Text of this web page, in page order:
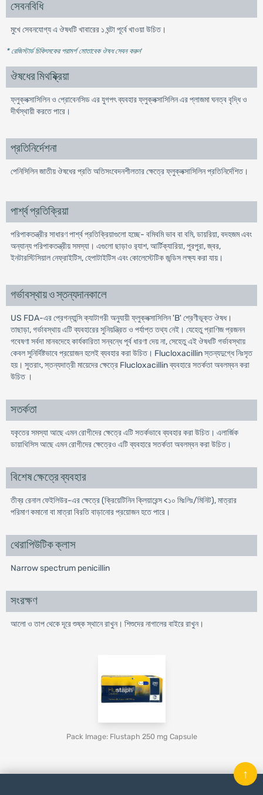
সেবনবিধি
মুখে সেবনযোগ্য এ ঔষধটি খাবারের ১ ঘন্টা পূর্বে খাওয়া উচিত।
* রেজিস্টার্ড চিকিৎসকের পরামর্শ মোতাবেক ঔষধ সেবন করুন'
ঔষধের মিথষ্ক্রিয়া
ফ্লুক্লক্সাসিলিন ও প্রোবেনসিড এর যুগপৎ ব্যবহার ফ্লুক্লক্সাসিলিন এর প্লাজমা ঘনত্ব বৃদ্ধি ও
দীর্ঘস্থায়ী করতে পারে।
প্রতিনির্দেশনা
পেনিসিলিন জাতীয় ঔষধের প্রতি অতিসংবেদনশীলতার ক্ষেত্রে ফ্লুক্লক্সাসিলিন প্রতিনির্দেশিত।
পার্শ্ব প্রতিক্রিয়া
পরিপাকতন্ত্রীর সাধারণ পার্শ্ব প্রতিক্রিয়াগুলো হচ্ছে- বমিবমি ভাব বা বমি, ডায়রিয়া, বদহজম এবং
অন্যান্য পরিপাকতন্ত্রীয় সমস্যা। এগুলো ছাড়াও র‌্যাশ, আর্টিক্যারিয়া, পুরপুরা, জ্বর,
ইনটারস্টিসিয়াল নেফ্রাইটিস, হেপাটাইটিস এবং কোলেস্টেটিক জন্ডিস লক্ষ্য করা যায়।
গর্ভাবস্থায় ও স্তন্যদানকালে
US FDA-এর প্রেগন্যান্সি ক্যাটাগরী অনুযায়ী ফ্লুক্লক্সাসিলিন 'B' শ্রেণীভূক্ত ঔষধ।
তাছাড়া, গর্ভাবস্থায় এটি ব্যবহারের সুনিয়ন্ত্রিত ও পর্যাপ্ত তথ্য নেই। যেহেতু প্রাণিজ প্রজনন
গবেষণা সর্বদা মানবদেহে কার্যকারিতা সন্বন্ধে পূর্ব ধারণা দেয় না, সেহেতু এই ঔষধটি গর্ভাবস্থায়
কেবল সুনির্দিষ্টভাবে প্রয়োজন হলেই ব্যবহার করা উচিত। Flucloxacillin স্তন্যদুগ্ধে নিঃসৃত
হয়। সুতরাং, স্তন্যদাত্রী মায়েদের ক্ষেত্রে Flucloxacillin ব্যবহারে সতর্কতা অবলম্বন করা
উচিত ।
সতর্কতা
যকৃতের সমস্যা আছে এমন রোগীদের ক্ষেত্রে এটি সতর্কভাবে ব্যবহার করা উচিত। এলার্জিক
ডায়াথিসিস আছে এমন রোগীদের ক্ষেত্রেও এটি ব্যবহারে সতর্কতা অবলম্বন করা উচিত।
বিশেষ ক্ষেত্রে ব্যবহার
তীব্র রেনাল ফেইলিউর-এর ক্ষেত্রে (ক্রিয়েটিনিন ক্লিয়ারেন্স <১০ মিঃলিঃ/মিনিট), মাত্রার
পরিমাণ কমানো বা মাত্রা বিরতি বাড়ানোর প্রয়োজন হতে পারে।
থেরাপিউটিক ক্লাস
Narrow spectrum penicillin
সংরক্ষণ
আলো ও তাপ থেকে দূরে শুষ্ক স্থানে রাখুন। শিশুদের নাগালের বাইরে রাখুন।
Pack Image: Flustaph 250 mg Capsule
↑